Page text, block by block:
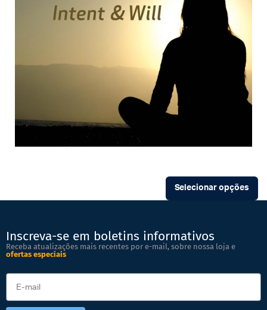
Selecionar opções
Inscreva-se em boletins informativos
Receba atualizações mais recentes por e-mail, sobre nossa loja e
ofertas especiais